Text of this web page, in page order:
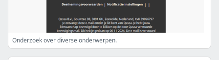
Onderzoek over diverse onderwerpen.